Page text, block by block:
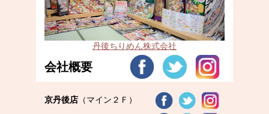
丹後ちりめん株式会社
会社概要
京丹後店 （マイン２Ｆ）